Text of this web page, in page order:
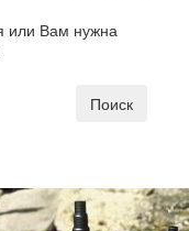
или Вам нужна
Поиск